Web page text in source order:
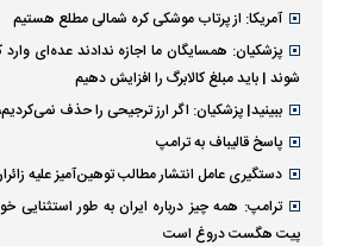
آمریکا: از پرتاب موشکی کره شمالی مطلع هستیم
پزشکیان: همسایگان ما اجازه ندادند عده‌ای
شوند | باید مبلغ کالابرگ را افزایش دهیم
ببینید| پزشکیان: اگر ارز ترجیحی را حذف
پاسخ قالیباف به ترامپ
دستگیری عامل انتشار مطالب توهین‌آمیز علیه
ترامپ: همه چیز درباره ایران به طور
پیت هگست دروغ است